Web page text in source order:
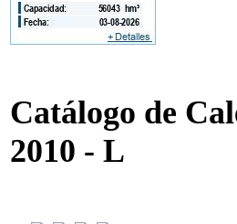
Catálogo de
2010 - L